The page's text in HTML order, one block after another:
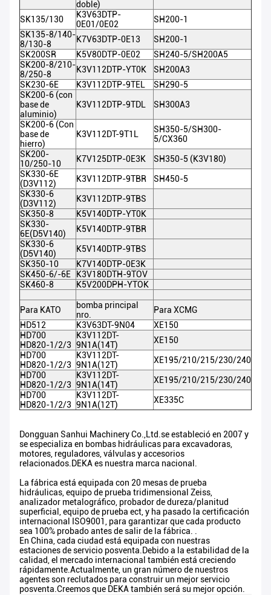
doble)
SK135/130
K3V63DTP-
0E01/0E02
SH200-1
SK135-8/140-
8/130-8
K7V63DTP-0E13
SH200-1
SK200SR
K5V80DTP-0E02
SH240-5/SH200A5
SK200-8/210-
8/250-8
K3V112DTP-YT0K
SH200A3
SK230-6E
K3V112DTP-9TEL
SH290-5
SK200-6 (con
base de
aluminio)
K3V112DTP-9TDL SH300A3
SK200-6 (Con
base de
hierro)
K3V112DT-9T1L
SH350-5/SH300-
5/CX360
SK200-
10/250-10
K7V125DTP-0E3K
SH350-5 (K3V180)
SK330-6E
(D3V112)
K3V112DTP-9TBR
SH450-5
SK330-6
(D3V112)
K3V112DTP-9TBS
SK350-8
K5V140DTP-YT0K
SK330-
6E(D5V140)
K5V140DTP-9TBR
SK330-6
(D5V140)
K5V140DTP-9TBS
SK350-10
K7V140DTP-0E3K
SK450-6/-6E
K3V180DTH-9TOV
SK460-8
K5V200DPH-YTOK
Para KATO
bomba principal
nro.
Para XCMG
HD512
K3V63DT-9N04
XE150
HD700
HD820-1/2/3
K3V112DT-
9N1A(14T)
XE150
HD700
HD820-1/2/3
K3V112DT-
9N1A(12T)
XE195/210/215/230/240
HD700
HD820-1/2/3
K3V112DT-
9N1A(14T)
XE195/210/215/230/240
HD700
HD820-1/2/3
K3V112DT-
9N1A(12T)
XE335C
Dongguan Sanhui Machinery Co.,Ltd.se estableció en 2007 y
se especializa en bombas hidráulicas para excavadoras,
motores, reguladores, válvulas y accesorios
relacionados.DEKA es nuestra marca nacional.
La fábrica está equipada con 20 mesas de prueba
hidráulicas, equipo de prueba tridimensional Zeiss,
analizador metalográfico, probador de dureza/planitud
superficial, equipo de prueba ect, y ha pasado la certificación
internacional ISO9001, para garantizar que cada producto
sea 100% probado antes de salir de la fábrica. .
En China, cada ciudad está equipada con nuestras
estaciones de servicio posventa.Debido a la estabilidad de la
calidad, el mercado internacional también está creciendo
rápidamente.Actualmente, un gran número de nuestros
agentes son reclutados para construir un mejor servicio
posventa.Creemos que DEKA también será su mejor opción.